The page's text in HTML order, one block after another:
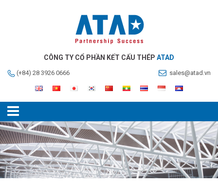
CÔNG TY CỔ PHẦN KẾT CẤU THÉP ATAD
(+84) 28 3926 0666 sales@atad.vn